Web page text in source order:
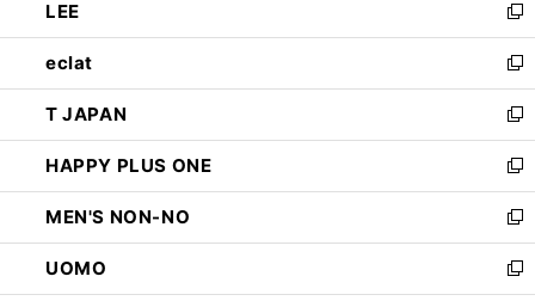
く
で
開
く
ド
ウ
で
開
く
ィ
ン
ド
ウ
で
開
く
い
ウ
ィ
ン
ド
ウ
で
開
く
LEE
新
し
い
ウ
ィ
ン
ド
ウ
で
開
く
eclat
新
し
い
ウ
ィ
ン
ド
ウ
で
開
T JAPAN
新
し
い
ウ
ィ
ン
ド
ウ
HAPPY PLUS ONE
新
し
い
ウ
ィ
ン
MEN'S NON-NO
新
し
い
ウ
UOMO
新
し